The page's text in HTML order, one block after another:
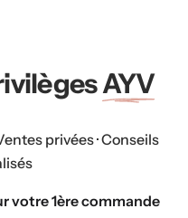
AYV
privées · Conseils
votre 1ère commande